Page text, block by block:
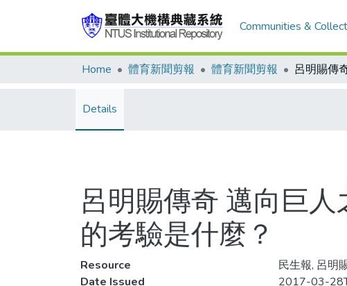
Communities &
Home 體育新聞剪報 體育新聞剪報
Details
呂明賜傳奇 邁向巨
的考驗是什麼？
Resource
民生報, 呂明
Date Issued
2017-03-